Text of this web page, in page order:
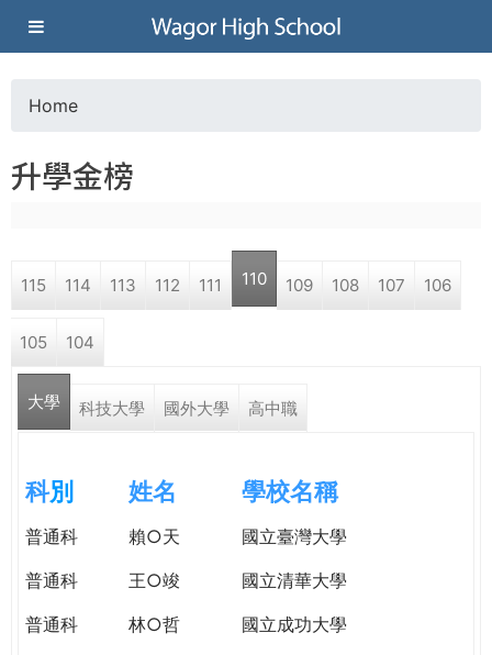
Jump to navigation
葳
格
高
學
格。
o
a
r
e
e
r
e
Home
升學金榜
115 114 113 112 111 110 109 108 107 106
105 104
大學 科技大學 國外大學 高中職
科別 姓名 學校名稱
普通科 賴○天
國立臺灣大學
普通科
王○竣
國立清華大學
普通科
林○哲
國立成功大學